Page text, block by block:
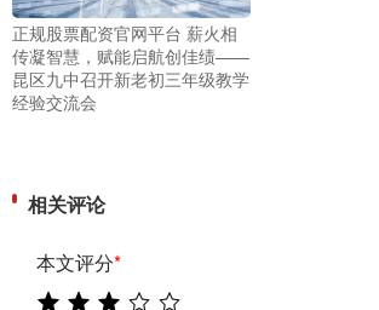
正规股票配资官网平台 薪火相
传凝智慧，赋能启航创佳绩——
昆区九中召开新老初三年级教学
经验交流会
相关评论
本文评分*